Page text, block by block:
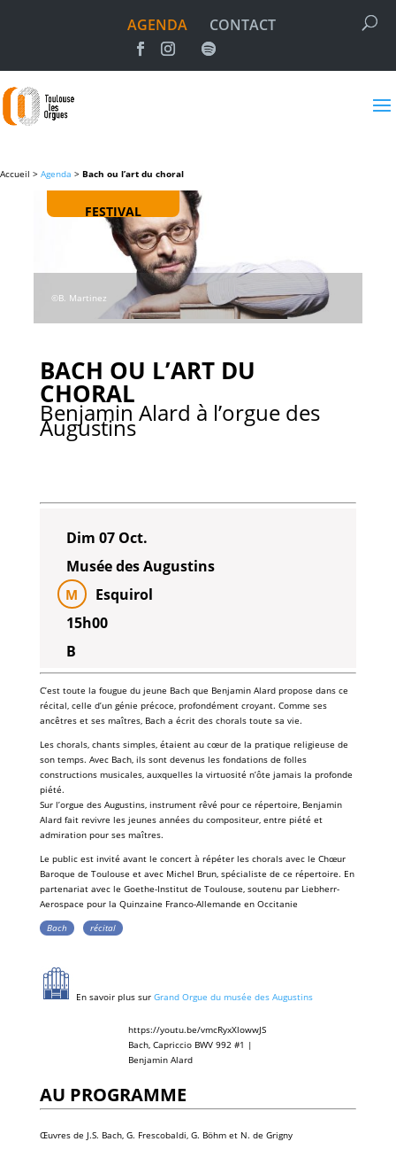
AGENDA CONTACT
Accueil > Agenda > Bach ou l’art du choral
FESTIVAL
©B. Martinez
BACH OU L’ART DU
CHORAL
Benjamin Alard à l’orgue des
Augustins
Dim 07 Oct.
Musée des Augustins
M
Esquirol
15h00
B
C’est toute la fougue du jeune Bachque Benjamin Alardpropose dans ce
récital, celle d’un génie précoce, profondément croyant. Comme ses
ancêtres et ses maîtres, Bach a écrit des chorals toute sa vie.
Les chorals, chants simples, étaient au cœur de la pratique religieuse de
son temps. Avec Bach, ils sont devenus les fondations de folles
constructions musicales, auxquelles la virtuosité n’ôte jamais la profonde
piété.
Sur l’orgue des Augustins, instrument rêvé pour ce répertoire, Benjamin
Alard fait revivre les jeunes années du compositeur, entre piété et
admiration pour ses maîtres.
Le public est invité avant le concert à répéter les chorals avec le Chœur
Baroque de Toulouse et avec Michel Brun, spécialiste de ce répertoire. En
partenariat avec le Goethe-Institut de Toulouse, soutenu par Liebherr-
Aerospace pour la Quinzaine Franco-Allemande en Occitanie
Bach
récital
En savoir plus sur Grand Orgue du musée des Augustins
https://youtu.be/vmcRyxXlowwJS
Bach, Capriccio BWV 992 #1 |
Benjamin Alard
AU PROGRAMME
Œuvres de J.S. Bach, G. Frescobaldi, G. Böhm et N. de Grigny